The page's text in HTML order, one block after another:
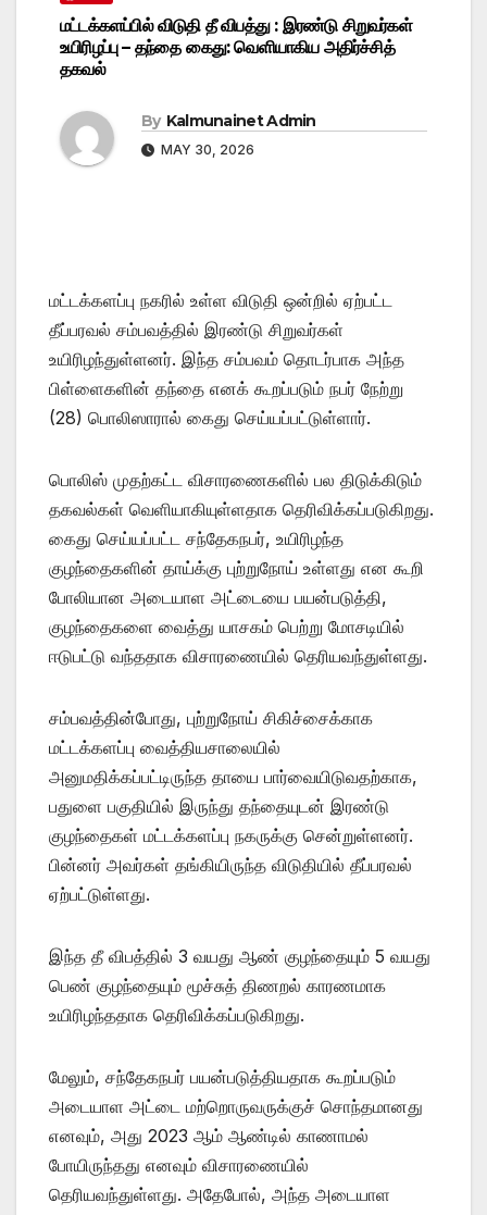
மட்டக்களப்பில் விடுதி தீ விபத்து : இரண்டு சிறுவர்கள்
உயிரிழப்பு – தந்தை கைது: வெளியாகிய அதிர்ச்சித்
தகவல்
By Kalmunainet Admin
MAY 30, 2026
மட்டக்களப்பு நகரில் உள்ள விடுதி ஒன்றில் ஏற்பட்ட
தீப்பரவல் சம்பவத்தில் இரண்டு சிறுவர்கள்
உயிரிழந்துள்ளனர். இந்த சம்பவம் தொடர்பாக அந்த
பிள்ளைகளின் தந்தை எனக் கூறப்படும் நபர் நேற்று
(28) பொலிஸாரால் கைது செய்யப்பட்டுள்ளார்.
பொலிஸ் முதற்கட்ட விசாரணைகளில் பல திடுக்கிடும்
தகவல்கள் வெளியாகியுள்ளதாக தெரிவிக்கப்படுகிறது.
கைது செய்யப்பட்ட சந்தேகநபர், உயிரிழந்த
குழந்தைகளின் தாய்க்கு புற்றுநோய் உள்ளது என கூறி
போலியான அடையாள அட்டையை பயன்படுத்தி,
குழந்தைகளை வைத்து யாசகம் பெற்று மோசடியில்
ஈடுபட்டு வந்ததாக விசாரணையில் தெரியவந்துள்ளது.
சம்பவத்தின்போது, புற்றுநோய் சிகிச்சைக்காக
மட்டக்களப்பு வைத்தியசாலையில்
அனுமதிக்கப்பட்டிருந்த தாயை பார்வையிடுவதற்காக,
பதுளை பகுதியில் இருந்து தந்தையுடன் இரண்டு
குழந்தைகள் மட்டக்களப்பு நகருக்கு சென்றுள்ளனர்.
பின்னர் அவர்கள் தங்கியிருந்த விடுதியில் தீப்பரவல்
ஏற்பட்டுள்ளது.
இந்த தீ விபத்தில் 3 வயது ஆண் குழந்தையும் 5 வயது
பெண் குழந்தையும் மூச்சுத் திணறல் காரணமாக
உயிரிழந்ததாக தெரிவிக்கப்படுகிறது.
மேலும், சந்தேகநபர் பயன்படுத்தியதாக கூறப்படும்
அடையாள அட்டை மற்றொருவருக்குச் சொந்தமானது
எனவும், அது 2023 ஆம் ஆண்டில் காணாமல்
போயிருந்தது எனவும் விசாரணையில்
தெரியவந்துள்ளது. அதேபோல், அந்த அடையாள